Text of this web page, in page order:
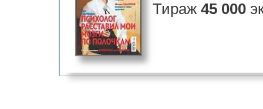
Тираж 45 000